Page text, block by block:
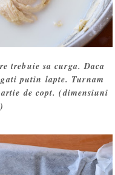
trebuie sa curga. Daca
putin lapte. Turnam
de copt. (dimensiuni